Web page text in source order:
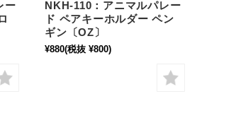
ー
NKH-110：アニマルパレー
ド ペアキーホルダー ペン
ギン〔OZ〕
¥880(税抜 ¥800)